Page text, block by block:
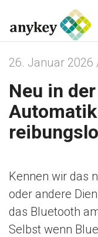
26. Januar 2026
Neu in
Kennen wir das
oder andere
das Bluetooth
Selbst wenn